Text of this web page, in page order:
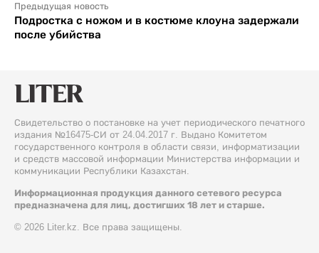
Предыдущая новость
Подростка с ножом и в костюме клоуна задержали
после убийства
Свидетельство о постановке на учет периодического печатного
издания №16475-СИ от 24.04.2017 г. Выдано Комитетом
государственного контроля в области связи, информатизации
и средств массовой информации Министерства информации и
коммуникации Республики Казахстан.
Информационная продукция данного сетевого ресурса
предназначена для лиц, достигших 18 лет и старше.
© 2026 Liter.kz. Все права защищены.